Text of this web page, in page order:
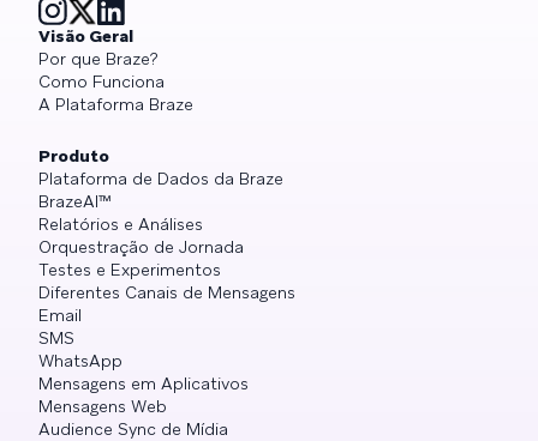
Visão Geral
Por que Braze?
Como Funciona
A Plataforma Braze
Produto
Plataforma de Dados da Braze
BrazeAI™
Relatórios e Análises
Orquestração de Jornada
Testes e Experimentos
Diferentes Canais de Mensagens
Email
SMS
WhatsApp
Mensagens em Aplicativos
Mensagens Web
Audience Sync de Mídia